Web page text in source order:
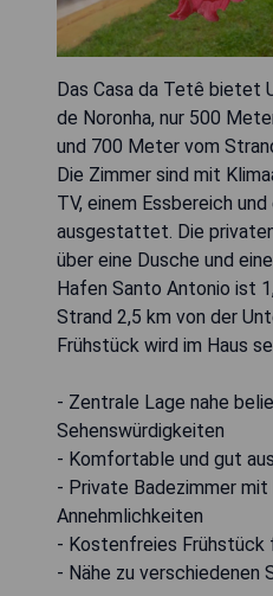
Das Casa da Tetê bietet
de Noronha, nur 500
und 700 Meter vom
Die Zimmer sind mit
TV, einem Essbereich
ausgestattet. Die
über eine Dusche und
Hafen Santo Antonio ist
Strand 2,5 km von der
Frühstück wird im Haus
- Zentrale Lage nahe
Sehenswürdigkeiten
- Komfortable und gut
- Private Badezimmer
Annehmlichkeiten
- Kostenfreies Frühstück
- Nähe zu verschiedenen